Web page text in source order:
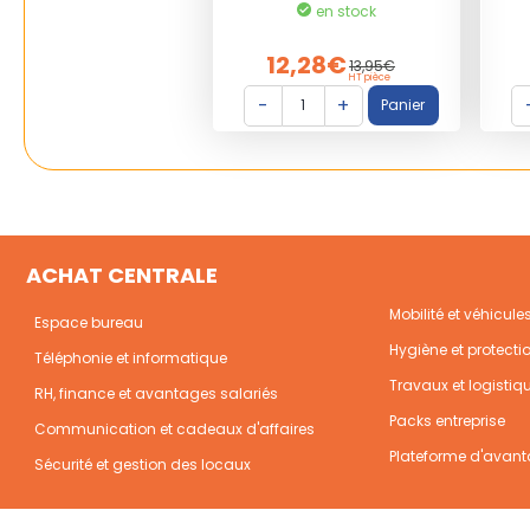
en stock
12,28€13,95€
HT pièce
ACHAT CENTRALE
Espace bureau
Téléphonie et informatique
RH, finance et avantages salariés
Communication et cadeaux d'affaires
Sécurité et gestion des locaux
Mobilité et
Hygiène et
Travaux et
Packs entreprise
Plateforme